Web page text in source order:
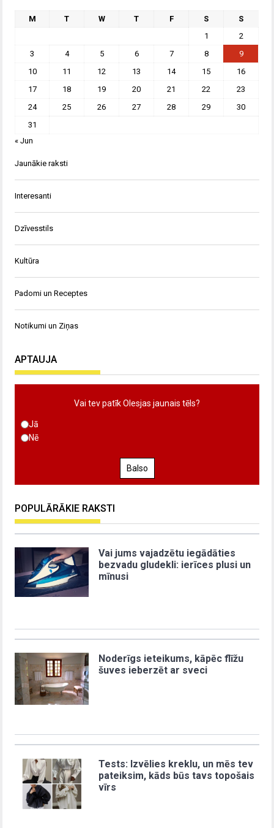
M T W T F S
S
1
2
3
4 5 6 7 8
9
10
11 12 13 14 15
16
17
18 19 20 21 22
23
24
25 26 27 28 29
30
31
« Jun
Jaunākie raksti
Interesanti
Dzīvesstils
Kultūra
Padomi un Receptes
Notikumi un Ziņas
APTAUJA
Vai tev patīk Olesjas jaunais tēls?
Jā
Nē
Balso
POPULĀRĀKIE RAKSTI
Vai jums vajadzētu iegādāties
bezvadu gludekli: ierīces plusi un
mīnusi
Noderīgs ieteikums, kāpēc flīžu
šuves ieberzēt ar sveci
Tests: Izvēlies kreklu, un mēs tev
pateiksim, kāds būs tavs topošais
vīrs